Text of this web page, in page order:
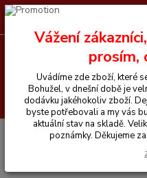
+420 605 255 500
Vše pro jezdce Bundy,
Vážení
prosím,
Uvádíme zde zboží, které
Bohužel, v dnešní době je
dodávku jakéhokoliv zboží.
byste potřebovali a my vás
aktuální stav na skladě.
poznámky. Děkujeme